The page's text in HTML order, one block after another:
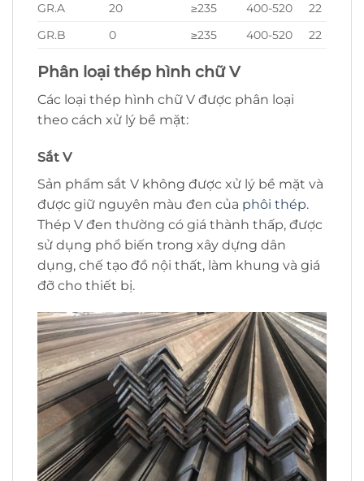
GR.A
20 ≥235 400-520
22
GR.B
0 ≥235 400-520 22
Phân loại thép hình chữ V
Các loại thép hình chữ V được phân loại
theo cách xử lý bề mặt:
Sắt V
Sản phẩm sắt V không được xử lý bề mặt và
được giữ nguyên màu đen của phôi thép.
Thép V đen thường có giá thành thấp, được
sử dụng phổ biến trong xây dựng dân
dụng, chế tạo đồ nội thất, làm khung và giá
đỡ cho thiết bị.